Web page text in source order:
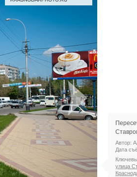
Автор:
Дата
улица